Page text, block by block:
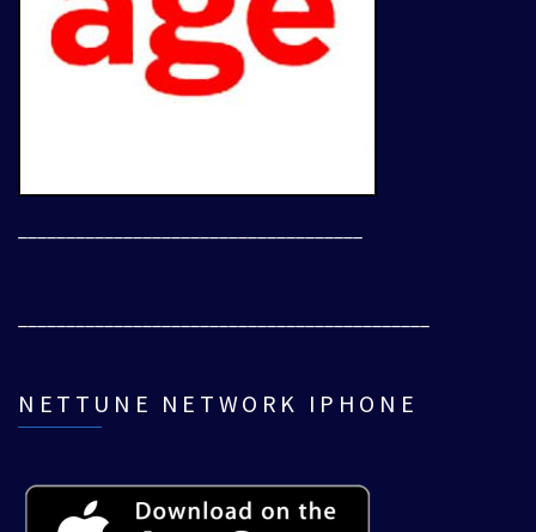
NETTUNE NETWORK IPHONE